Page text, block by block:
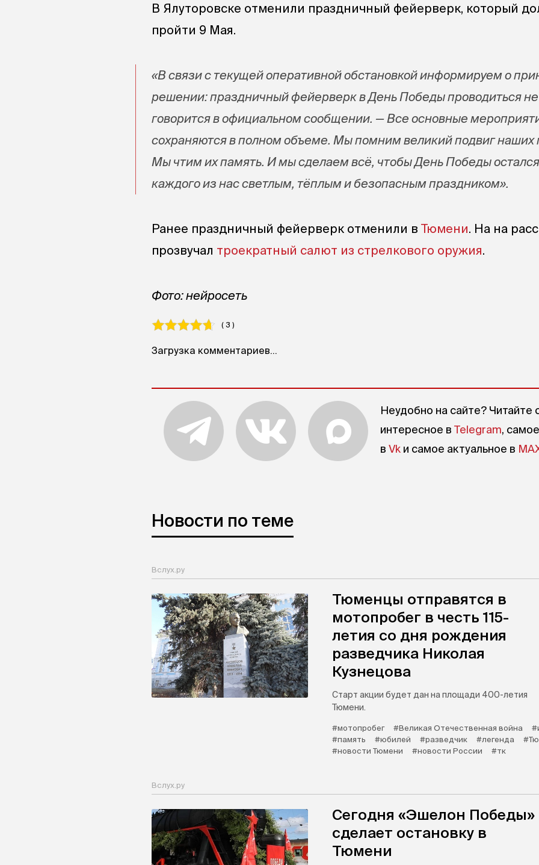
В Ялуторовске отменили праздничный фейерверк, который
пройти 9 Мая.
«В связи с текущей оперативной обстановкой информируем о
решении: праздничный фейерверк в День Победы проводиться не
говорится в официальном сообщении. — Все основные
сохраняются в полном объеме. Мы помним великий подвиг наших
Мы чтим их память. И мы сделаем всё, чтобы День Победы
каждого из нас светлым, тёплым и безопасным праздником».
Ранее праздничный фейерверк отменили в Тюмени. На на
прозвучал троекратный салют из стрелкового оружия.
Фото: нейросеть
( 3 )
Загрузка комментариев...
Неудобно на сайте? Читайте
интересное в Telegram,
в Vk и самое актуальное в
Новости по теме
Вслух.ру
Тюменцы отправятся в
мотопробег в честь 115-
летия со дня рождения
разведчика Николая
Кузнецова
Старт акции будет дан на площади 400-летия
Тюмени.
#мотопробег #Великая Отечественная война
#память
#юбилей #разведчик #легенда
#новости Тюмени
#новости России #тк
Вслух.ру
Сегодня «Эшелон Победы»
сделает остановку в
Тюмени